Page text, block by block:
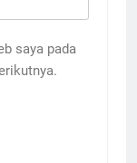
saya pada